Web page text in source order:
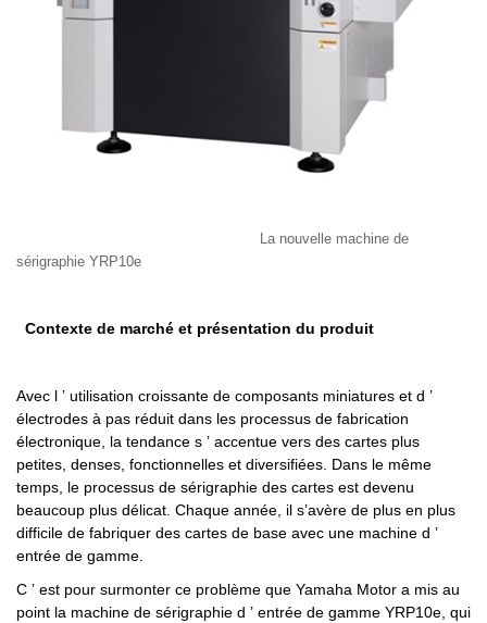
La nouvelle machine de
sérigraphie YRP10e
Contexte de marché et présentation du produit
Avec l ’ utilisation croissante de composants miniatures et d ’
électrodes à pas réduit dans les processus de fabrication
électronique, la tendance s ’ accentue vers des cartes plus
petites, denses, fonctionnelles et diversifiées. Dans le même
temps, le processus de sérigraphie des cartes est devenu
beaucoup plus délicat. Chaque année, il s’avère de plus en plus
difficile de fabriquer des cartes de base avec une machine d ’
entrée de gamme.
C ’ est pour surmonter ce problème que Yamaha Motor a mis au
point la machine de sérigraphie d ’ entrée de gamme YRP10e, qui